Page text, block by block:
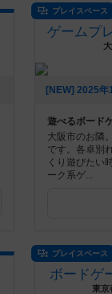
プレイスペース
遊べるボード
大阪市のお隣
です。各卓別
くり遊びたい
ーク系ゲ...
プレイスペース
ボードゲ
東京